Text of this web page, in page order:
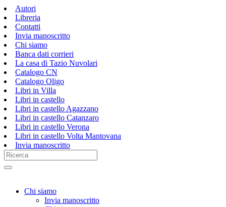
Autori
Libreria
Contatti
Invia manoscritto
Chi siamo
Banca dati corrieri
La casa di Tazio Nuvolari
Catalogo CN
Catalogo Oligo
Libri in Villa
Libri in castello
Libri in castello Agazzano
Libri in castello Catanzaro
Libri in castello Verona
Libri in castello Volta Mantovana
Invia manoscritto
Chi siamo
Invia manoscritto